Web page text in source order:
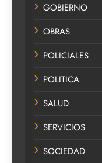
GOBIERNO
OBRAS
POLICIALES
POLITICA
SALUD
SERVICIOS
SOCIEDAD